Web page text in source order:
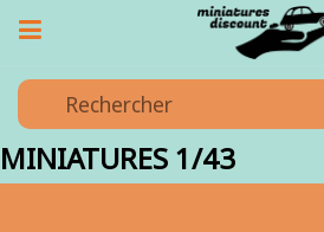
MINIATURES 1/43